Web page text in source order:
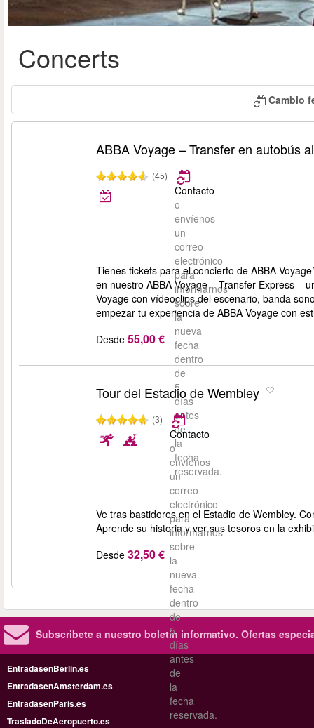
Concerts
Cambio
ABBA Voyage – Transfer en autobús
(45)
Contacto
o
envíenos
un
correo
electrónico
para
informarnos
sobre
la
nueva
fecha
dentro
de
5
días
antes
de
la
fecha
reservada.
Tienes tickets para el concierto de ABBA
en nuestro ABBA Voyage – Transfer Express –
Voyage con vídeoclips del escenario, banda
empezar tu experiencia de ABBA Voyage con
Desde 55,00 €
Tour del Estadio de Wembley
(3)
Contacto
o
envíenos
un
correo
electrónico
para
informarnos
sobre
la
nueva
fecha
dentro
de
5
días
antes
de
la
fecha
reservada.
Ve tras bastidores en el Estadio de Wembley.
Aprende su historia y ver sus tesoros en la
Desde 32,50 €
Subscribete a nuestro boletín informativo. Ofertas
EntradasenBerlin.es
EntradasenAmsterdam.es
EntradasenParis.es
TrasladoDeAeropuerto.es